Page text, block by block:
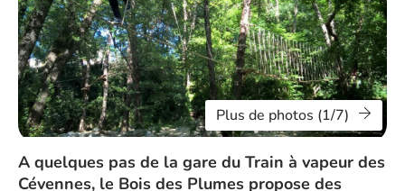
Plus de photos (1/7)
A quelques pas de la gare du Train à vapeur des
Cévennes, le Bois des Plumes propose des